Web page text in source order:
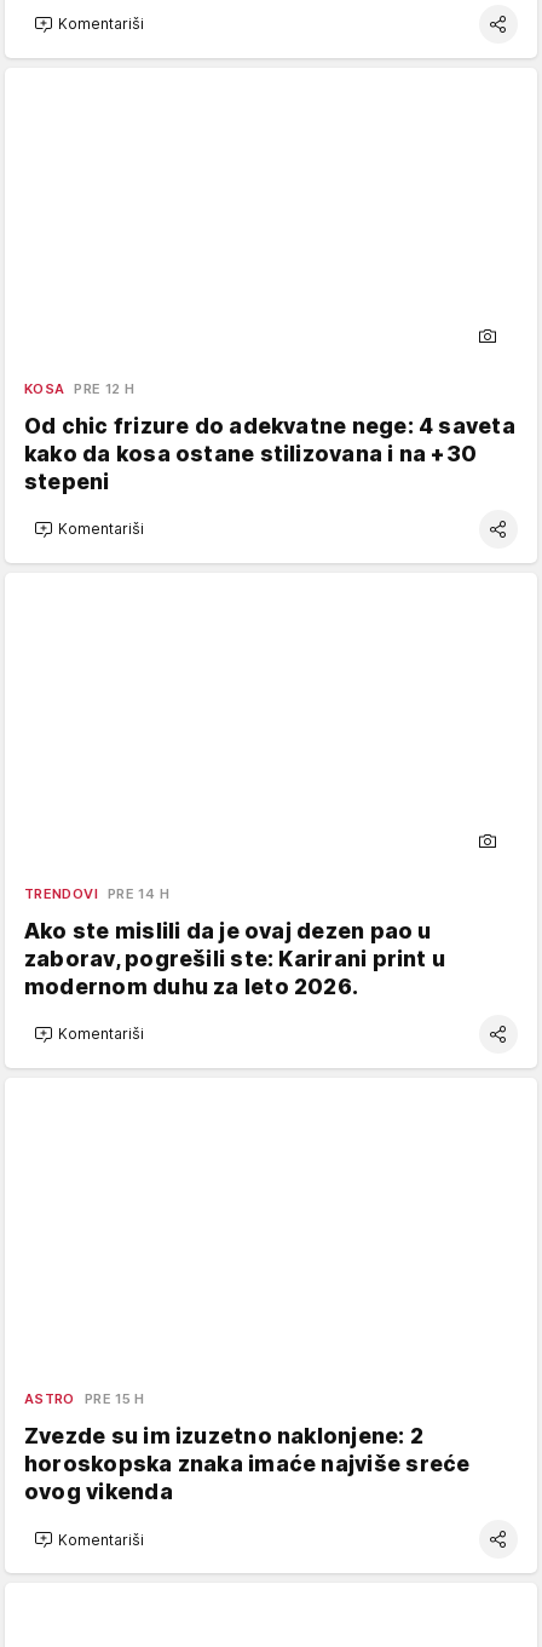
Komentariši
KOSA PRE 12 H
Od chic frizure do adekvatne nege: 4 saveta
kako da kosa ostane stilizovana i na +30
stepeni
Komentariši
TRENDOVI PRE 14 H
Ako ste mislili da je ovaj dezen pao u
zaborav, pogrešili ste: Karirani print u
modernom duhu za leto 2026.
Komentariši
ASTRO PRE 15 H
Zvezde su im izuzetno naklonjene: 2
horoskopska znaka imaće najviše sreće
ovog vikenda
Komentariši